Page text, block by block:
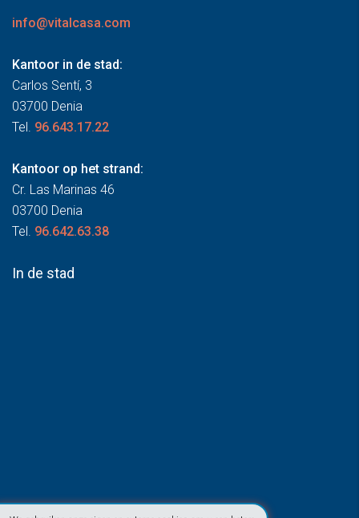
info@vitalcasa.com
Kantoor in de stad:
Carlos Sentí, 3
03700 Denia
Tel. 96.643.17.22
Kantoor op het strand:
Cr. Las Marinas 46
03700 Denia
Tel. 96.642.63.38
In de stad